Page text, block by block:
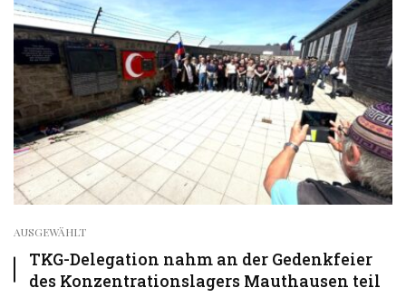
AUSGEWÄHLT
TKG-Delegation nahm an der Gedenkfeier
des Konzentrationslagers Mauthausen teil